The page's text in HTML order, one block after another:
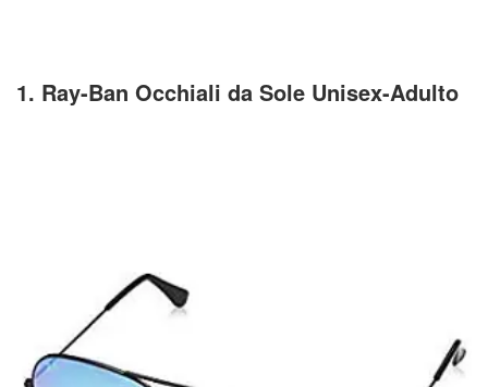
1. Ray-Ban Occhiali da Sole Unisex-Adulto